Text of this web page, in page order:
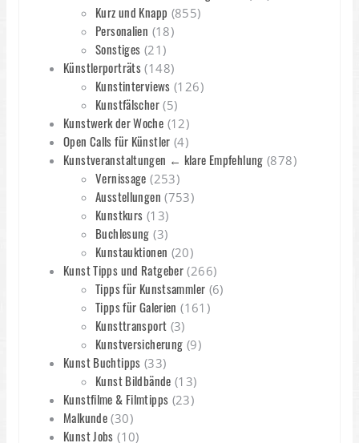
Kurz und Knapp (855)
Personalien (18)
Sonstiges (21)
Künstlerporträts (148)
Kunstinterviews (126)
Kunstfälscher(5)
Kunstwerk der Woche (12)
Open Calls für Künstler (4)
Kunstveranstaltungen ← klare Empfehlung (878)
Vernissage (253)
Ausstellungen (753)
Kunstkurs (13)
Buchlesung (3)
Kunstauktionen (20)
Kunst Tipps und Ratgeber (266)
Tipps für Kunstsammler (6)
Tipps für Galerien (161)
Kunsttransport (3)
Kunstversicherung (9)
Kunst Buchtipps (33)
Kunst Bildbände (13)
Kunstfilme & Filmtipps (23)
Malkunde (30)
Kunst Jobs (10)